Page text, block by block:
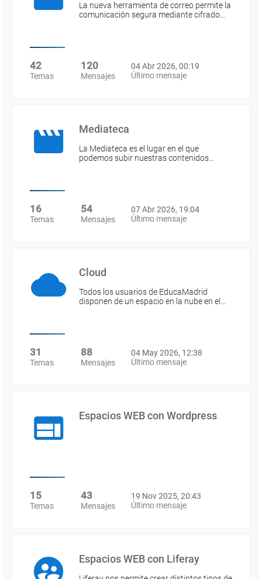
La nueva herramienta de correo permite la
comunicación segura mediante cifrado…
42
Temas
120
Mensajes
04 Abr 2026, 00:19
Último mensaje
Mediateca
La Mediateca es el lugar en el que
podemos subir nuestras contenidos…
16
Temas
54
Mensajes
07 Abr 2026, 19:04
Último mensaje
Cloud
Todos los usuarios de EducaMadrid
disponen de un espacio en la nube en el…
31
Temas
88
Mensajes
04 May 2026, 12:38
Último mensaje
Espacios WEB con Wordpress
15
Temas
43
Mensajes
19 Nov 2025, 20:43
Último mensaje
Espacios WEB con Liferay